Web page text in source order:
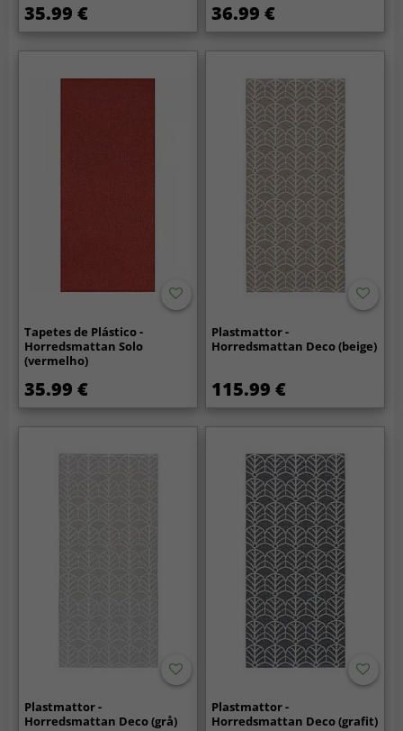
35.99 € 36.99 €
Tapetes de Plástico -
Horredsmattan Solo
(vermelho)
35.99 €
Plastmattor -
Horredsmattan Deco (beige)
115.99 €
Plastmattor -
Horredsmattan Deco (grå)
Plastmattor -
Horredsmattan Deco (grafit)